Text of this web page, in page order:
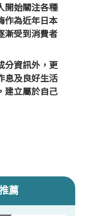
開始關注各種
作為近年日本
漸受到消費者
分資訊外，更
息及良好生活
建立屬於自己
薦